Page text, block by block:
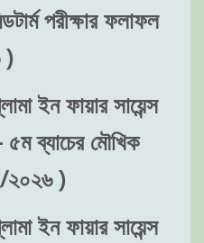
পরীক্ষার ফলাফল
)
ইন ফায়ার সায়েন্স
ব্যাচের মৌখিক
২০২৬ )
ইন ফায়ার সায়েন্স